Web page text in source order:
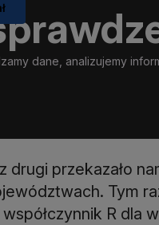
dane, analizujemy
przekazało
Tym
R